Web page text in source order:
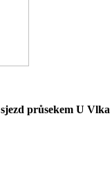
sjezd průsekem U Vlka